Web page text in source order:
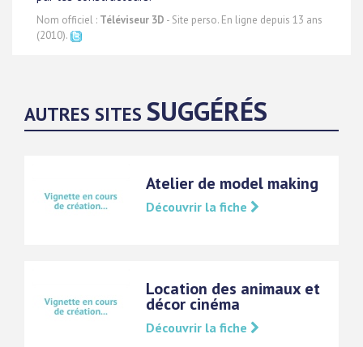
Nom officiel : Téléviseur 3D - Site perso. En ligne depuis 13 ans
(2010).
AUTRES SITES SUGGÉRÉS
Atelier de model making
Découvrir la fiche
Location des animaux et
décor cinéma
Découvrir la fiche